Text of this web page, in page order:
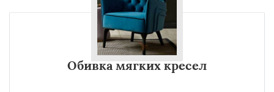
Обивка мягких кресел